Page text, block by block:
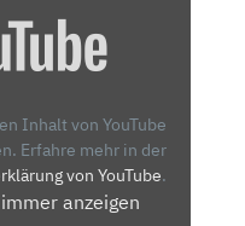
Inhalt von YouTube
Erfahre mehr in der
von YouTube.
anzeigen